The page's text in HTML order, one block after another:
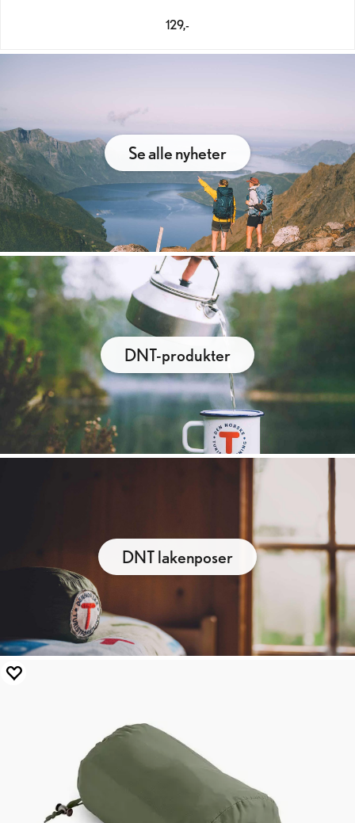
129,-
Se alle nyheter
DNT-produkter
DNT lakenposer